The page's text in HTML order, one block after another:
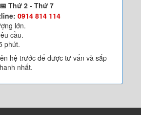
Thứ 2 - Thứ 7
0914 814 114
lớn.
cầu.
phút.
hệ trước để được tư vấn và sắp
nhất.